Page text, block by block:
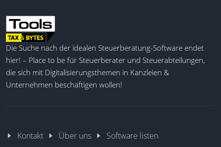
Die Suche nach der idealen Steuerberatung-Software endet
hier! – Place to be für Steuerberater und Steuerabteilungen,
die sich mit Digitalisierungsthemen in Kanzleien &
Unternehmen beschäftigen wollen!
Kontakt Über uns Software listen